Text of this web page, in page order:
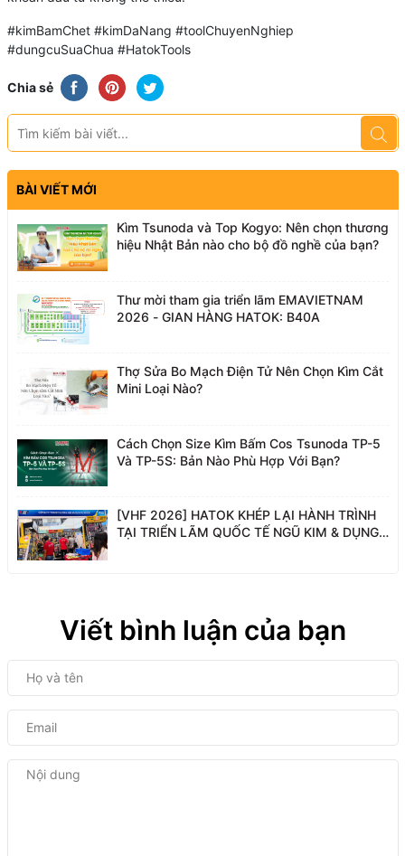
#kimBamChet #kimDaNang #toolChuyenNghiep
#dungcuSuaChua #HatokTools
Chia sẻ
BÀI VIẾT MỚI
Kìm Tsunoda và Top Kogyo: Nên chọn thương
hiệu Nhật Bản nào cho bộ đồ nghề của bạn?
Thư mời tham gia triển lãm EMAVIETNAM
2026 - GIAN HÀNG HATOK: B40A
Thợ Sửa Bo Mạch Điện Tử Nên Chọn Kìm Cắt
Mini Loại Nào?
Cách Chọn Size Kìm Bấm Cos Tsunoda TP-5
Và TP-5S: Bản Nào Phù Hợp Với Bạn?
[VHF 2026] HATOK KHÉP LẠI HÀNH TRÌNH
TẠI TRIỂN LÃM QUỐC TẾ NGŨ KIM & DỤNG
Viết bình luận của bạn